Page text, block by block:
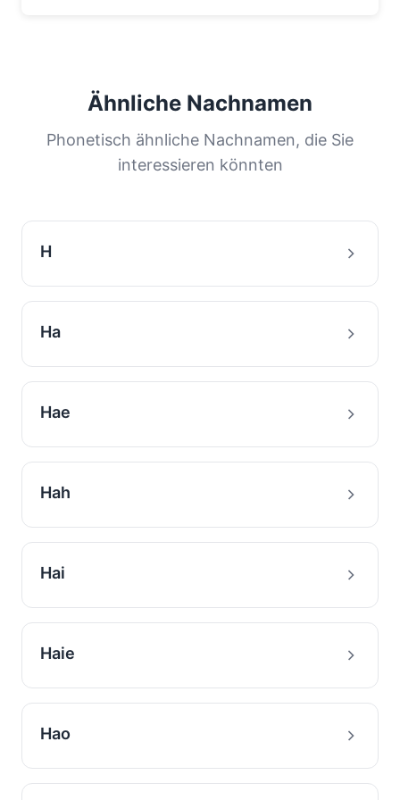
Ähnliche Nachnamen
Phonetisch ähnliche Nachnamen, die Sie
interessieren könnten
H
Ha
Hae
Hah
Hai
Haie
Hao